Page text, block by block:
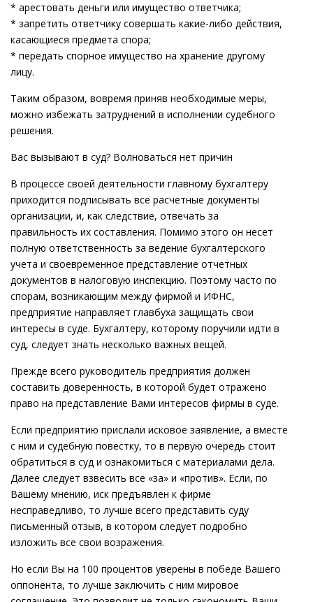
* арестовать деньги или имущество ответчика;
* запретить ответчику совершать какие-либо действия,
касающиеся предмета спора;
* передать спорное имущество на хранение другому
лицу.
Таким образом, вовремя приняв необходимые меры,
можно избежать затруднений в исполнении судебного
решения.
Вас вызывают в суд? Волноваться нет причин
В процессе своей деятельности главному бухгалтеру
приходится подписывать все расчетные документы
организации, и, как следствие, отвечать за
правильность их составления. Помимо этого он несет
полную ответственность за ведение бухгалтерского
учета и своевременное представление отчетных
документов в налоговую инспекцию. Поэтому часто по
спорам, возникающим между фирмой и ИФНС,
предприятие направляет главбуха защищать свои
интересы в суде. Бухгалтеру, которому поручили идти в
суд, следует знать несколько важных вещей.
Прежде всего руководитель предприятия должен
составить доверенность, в которой будет отражено
право на представление Вами интересов фирмы в суде.
Если предприятию прислали исковое заявление, а вместе
с ним и судебную повестку, то в первую очередь стоит
обратиться в суд и ознакомиться с материалами дела.
Далее следует взвесить все «за» и «против». Если, по
Вашему мнению, иск предъявлен к фирме
несправедливо, то лучше всего представить суду
письменный отзыв, в котором следует подробно
изложить все свои возражения.
Но если Вы на 100 процентов уверены в победе Вашего
оппонента, то лучше заключить с ним мировое